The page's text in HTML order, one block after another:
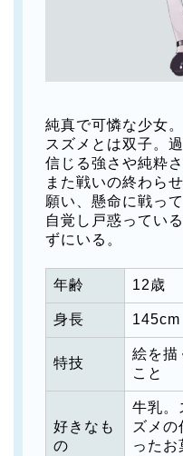
純真で可憐な少女。
スズメとは双子。
信じる強さや純粋
また戦いの終わら
願い、懸命に戦っ
自覚し戸惑ってい
ずにいる。
年齢 12歳
身長 145cm
特技
絵を描
こと
好きなも
の
牛乳。
ズメの
ったお